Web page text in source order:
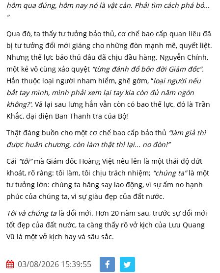
hôm qua đúng, hôm nay nó là vật cản. Phải tìm cách phá bỏ...
”
Qua đó, ta thấy tư tưởng bảo thủ, cơ chế bao cấp quan liêu đã
bị tư tưởng đổi mới giáng cho những đòn mạnh mẽ, quyết liệt.
Nhưng thế lực bảo thủ đâu đã chịu đầu hàng. Nguyễn Chính,
một kẻ vô cùng xảo quyệt “từng đánh đổ bốn đời Giám đốc”.
Hắn thuộc loại người nham hiểm, ghê gớm, “loại người nếu
bắt tay mình, mình phải xem lại tay kia còn đủ năm ngón
không?'. Vả lại sau lưng hắn vẫn còn có bao thế lực, đó là Trần
Khắc, đại diện Ban Thanh tra của Bộ!
Thật đáng buồn cho một cơ chế bao cấp bảo thủ “làm giả thì
được huân chương, còn làm thật thì lại... no đòn!”
Cái “tôi”mà Giám đốc Hoàng Việt nêu lên là một thái độ dứt
khoát, rõ ràng: tôi làm, tôi chịu trách nhiệm; “chúng ta”là một
tư tưởng lớn: chúng ta hăng say lao động, vì sự ấm no hạnh
phúc của chúng ta, vì sự giàu đẹp của đất nước.
Tôi và chúng ta là đổi mới. Hơn 20 năm sau, trước sự đổi mới
tốt đẹp của đất nước, ta càng thấy rõ vở kịch của Lưu Quang
Vũ là một vở kịch hay và sâu sắc.
03/08/2026 15:39:55